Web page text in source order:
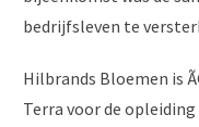
bedrijfsleven te
Hilbrands Bloemen is
Terra voor de